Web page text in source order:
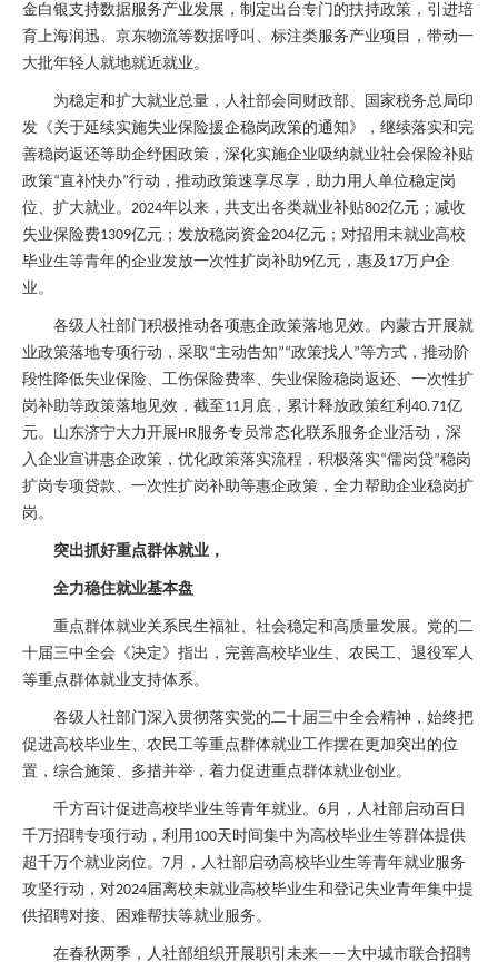
金白银支持数据服务产业发展，制定出台专门的扶持政策，引进培
育上海润迅、京东物流等数据呼叫、标注类服务产业项目，带动一
大批年轻人就地就近就业。
为稳定和扩大就业总量，人社部会同财政部、国家税务总局印
发《关于延续实施失业保险援企稳岗政策的通知》，继续落实和完
善稳岗返还等助企纾困政策，深化实施企业吸纳就业社会保险补贴
政策“直补快办”行动，推动政策速享尽享，助力用人单位稳定岗
位、扩大就业。 2024年以来，共支出各类就业补贴802亿元；减收
失业保险费1309亿元；发放稳岗资金204亿元；对招用未就业高校
毕业生等青年的企业发放一次性扩岗补助9亿元，惠及 17万户企
业。
各级人社部门积极推动各项惠企政策落地见效。内蒙古开展就
业政策落地专项行动，采取 “主动告知”“政策找人 ”等方式，推动阶
段性降低失业保险、工伤保险费率、失业保险稳岗返还、一次性扩
岗补助等政策落地见效，截至 11月底，累计释放政策红利 40.71亿
元。山东济宁大力开展HR服务专员常态化联系服务企业活动，深
入企业宣讲惠企政策，优化政策落实流程，积极落实“儒岗贷”稳岗
扩岗专项贷款、一次性扩岗补助等惠企政策，全力帮助企业稳岗扩
岗。
突出抓好重点群体就业，
全力稳住就业基本盘
重点群体就业关系民生福祉、社会稳定和高质量发展。党的二
十届三中全会《决定》指出，完善高校毕业生、农民工、退役军人
等重点群体就业支持体系。
各级人社部门深入贯彻落实党的二十届三中全会精神，始终把
促进高校毕业生、农民工等重点群体就业工作摆在更加突出的位
置，综合施策、多措并举，着力促进重点群体就业创业。
千方百计促进高校毕业生等青年就业。 6月，人社部启动百日
千万招聘专项行动，利用 100天时间集中为高校毕业生等群体提供
超千万个就业岗位。 7月，人社部启动高校毕业生等青年就业服务
攻坚行动，对2024届离校未就业高校毕业生和登记失业青年集中提
供招聘对接、困难帮扶等就业服务。
在春秋两季，人社部组织开展职引未来——大中城市联合招聘